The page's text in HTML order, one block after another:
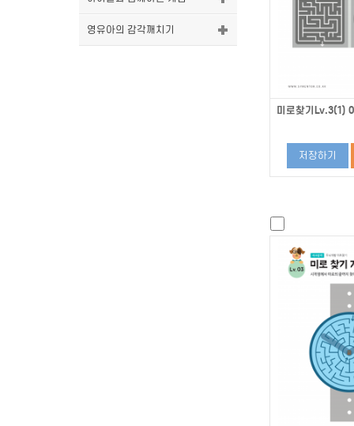
영유아의 감각깨치기
미로찾기Lv.3(1)
저장하기